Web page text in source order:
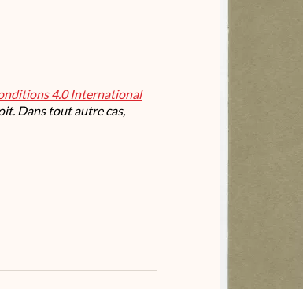
4.0 International
Dans tout autre cas,